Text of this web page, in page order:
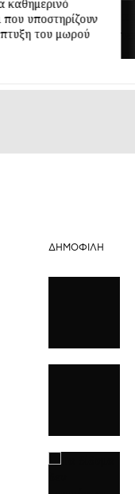
υποστηρίζουν
του μωρού
ΔΗΜΟΦΙΛΉ